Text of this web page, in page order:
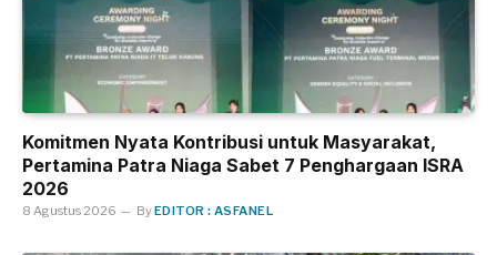
Komitmen Nyata Kontribusi untuk Masyarakat,
Pertamina Patra Niaga Sabet 7 Penghargaan ISRA
2026
8 Agustus 2026 ByEDITOR : ASFANEL